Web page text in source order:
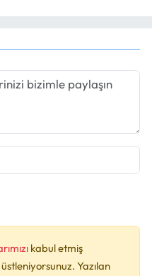
kabul etmiş
Yazılan